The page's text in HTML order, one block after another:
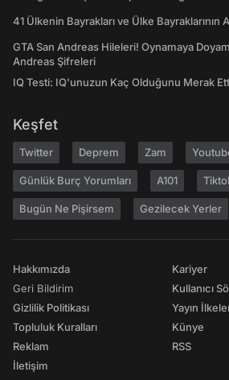
41 Ülkenin Bayrakları ve Ülke Bayraklarının
GTA San Andreas Hileleri! Oynamaya
Andreas Şifreleri
IQ Testi: IQ'unuzun Kaç Olduğunu Merak
Keşfet
Twitter Deprem Zam
Günlük Burç Yorumları A101
Bugün Ne Pişirsem Gezilecek Yerler
Hakkımızda
Geri Bildirim
Gizlilik Politikası
Topluluk Kuralları
Reklam
İletişim
Kariyer
Kullanıcı
Yayın
Künye
RSS